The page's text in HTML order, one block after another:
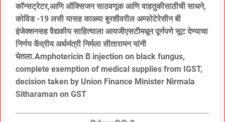
कॉन्सट्रेटर,आणि ऑक्सिजन साठवणूक आणि वाहतुकीसाठीची साधने,
कोविड -19 लसी यासह काळ्या बुरशीवरील अम्फोटेरेसीन बी
इंजेक्शनसह वैद्यकीय साहित्याला आयजीएसटीमधून पूर्णपणे सूट देण्याचा
निर्णय केंद्रीय अर्थमंत्री निर्मला सीतारामन यांनी
घेतला.Amphotericin B injection on black fungus,
complete exemption of medical supplies from IGST,
decision taken by Union Finance Minister Nirmala
Sitharaman on GST